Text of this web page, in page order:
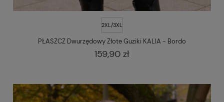
2XL/3XL
PŁASZCZ Dwurzędowy Złote Guziki KALIA - Bordo
159,90 zł